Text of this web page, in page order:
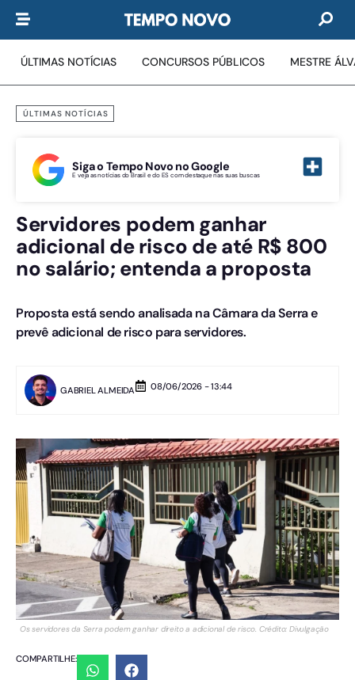
ÚLTIMAS NOTÍCIAS CONCURSOS PÚBLICOS MESTRE
ÚLTIMAS NOTÍCIAS
Siga o Tempo Novo no Google
E veja as notícias do Brasil e do ES com destaque nas suas buscas
Servidores podem ganhar
adicional de risco de até R$ 800
no salário; entenda a proposta
Proposta está sendo analisada na Câmara da Serra e
prevê adicional de risco para servidores.
GABRIEL ALMEIDA 08/06/2026 - 13:44
Os servidores da Serra podem ganhar direito a adicional de risco. Crédito: Divulgação
COMPARTILHE: